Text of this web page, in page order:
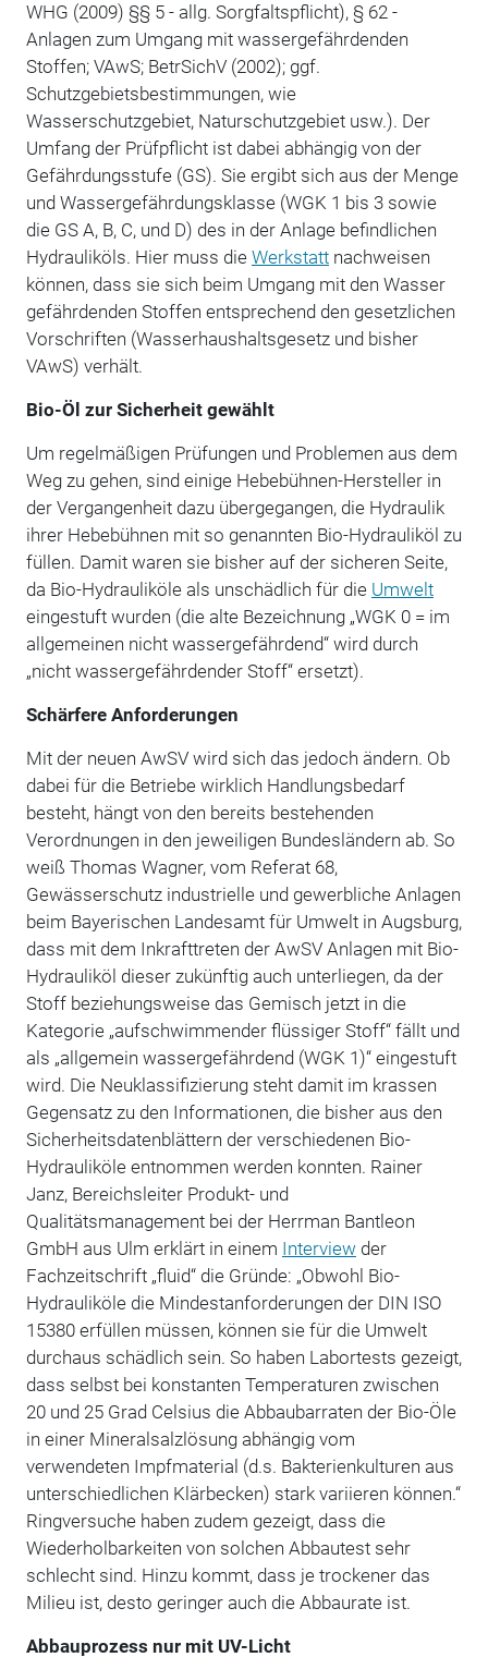
WHG (2009) §§ 5 - allg. Sorgfaltspflicht), § 62 -
Anlagen zum Umgang mit wassergefährdenden
Stoffen; VAwS; BetrSichV (2002); ggf.
Schutzgebietsbestimmungen, wie
Wasserschutzgebiet, Naturschutzgebiet usw.). Der
Umfang der Prüfpflicht ist dabei abhängig von der
Gefährdungsstufe (GS). Sie ergibt sich aus der Menge
und Wassergefährdungsklasse (WGK 1 bis 3 sowie
die GS A, B, C, und D) des in der Anlage befindlichen
Hydrauliköls. Hier muss die Werkstattnachweisen
können, dass sie sich beim Umgang mit den Wasser
gefährdenden Stoffen entsprechend den gesetzlichen
Vorschriften (Wasserhaushaltsgesetz und bisher
VAwS) verhält.
Bio-Öl zur Sicherheit gewählt
Um regelmäßigen Prüfungen und Problemen aus dem
Weg zu gehen, sind einige Hebebühnen-Hersteller in
der Vergangenheit dazu übergegangen, die Hydraulik
ihrer Hebebühnen mit so genannten Bio-Hydrauliköl zu
füllen. Damit waren sie bisher auf der sicheren Seite,
da Bio-Hydrauliköle als unschädlich für die Umwelt
eingestuft wurden (die alte Bezeichnung „WGK 0 = im
allgemeinen nicht wassergefährdend“ wird durch
„nicht wassergefährdender Stoff“ ersetzt).
Schärfere Anforderungen
Mit der neuen AwSV wird sich das jedoch ändern. Ob
dabei für die Betriebe wirklich Handlungsbedarf
besteht, hängt von den bereits bestehenden
Verordnungen in den jeweiligen Bundesländern ab. So
weiß Thomas Wagner, vom Referat 68,
Gewässerschutz industrielle und gewerbliche Anlagen
beim Bayerischen Landesamt für Umwelt in Augsburg,
dass mit dem Inkrafttreten der AwSV Anlagen mit Bio-
Hydrauliköl dieser zukünftig auch unterliegen, da der
Stoff beziehungsweise das Gemisch jetzt in die
Kategorie „aufschwimmender flüssiger Stoff“ fällt und
als „allgemein wassergefährdend (WGK 1)“ eingestuft
wird. Die Neuklassifizierung steht damit im krassen
Gegensatz zu den Informationen, die bisher aus den
Sicherheitsdatenblättern der verschiedenen Bio-
Hydrauliköle entnommen werden konnten. Rainer
Janz, Bereichsleiter Produkt- und
Qualitätsmanagement bei der Herrman Bantleon
GmbH aus Ulm erklärt in einem Interview der
Fachzeitschrift „fluid“ die Gründe: „Obwohl Bio-
Hydrauliköle die Mindestanforderungen der DIN ISO
15380 erfüllen müssen, können sie für die Umwelt
durchaus schädlich sein. So haben Labortests gezeigt,
dass selbst bei konstanten Temperaturen zwischen
20 und 25 Grad Celsius die Abbaubarraten der Bio-Öle
in einer Mineralsalzlösung abhängig vom
verwendeten Impfmaterial (d.s. Bakterienkulturen aus
unterschiedlichen Klärbecken) stark variieren können.“
Ringversuche haben zudem gezeigt, dass die
Wiederholbarkeiten von solchen Abbautest sehr
schlecht sind. Hinzu kommt, dass je trockener das
Milieu ist, desto geringer auch die Abbaurate ist.
Abbauprozess nur mit UV-Licht